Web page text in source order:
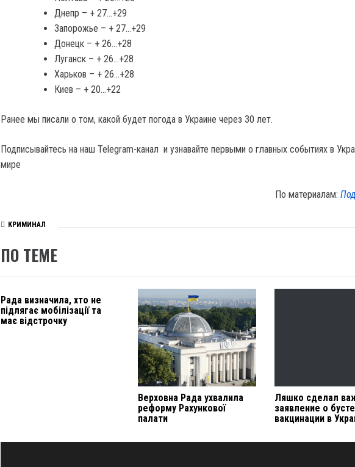
Днепр – + 27…+29
Запорожье – + 27…+29
Донецк – + 26…+28
Луганск – + 26…+28
Харьков – + 26…+28
Киев – + 20…+22
Ранее мы писали о том, какой будет погода в Украине через 30 лет.
Подписывайтесь на наш Telegram-канал и узнавайте первыми о главных событиях в
мире
По материалам:
КРИМИНАЛ
ПО ТЕМЕ
Рада визначила, хто не
підлягає мобілізації та
має відстрочку
Верховна Рада ухвалила
реформу Рахункової
палати
Ляшко сделал
заявление о
вакцинации в
Навигация